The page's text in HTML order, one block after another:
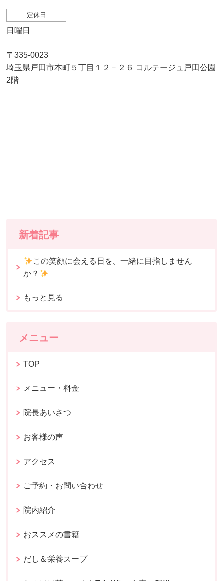
定休日
日曜日
〒335-0023
埼玉県戸田市本町５丁目１２－２６ コルテージュ戸田公園
2階
新着記事
この笑顔に会える日を、一緒に目指しません
か？
もっと見る
メニュー
TOP
メニュー・料金
院長あいさつ
お客様の声
アクセス
ご予約・お問い合わせ
院内紹介
おススメの書籍
だし＆栄養スープ